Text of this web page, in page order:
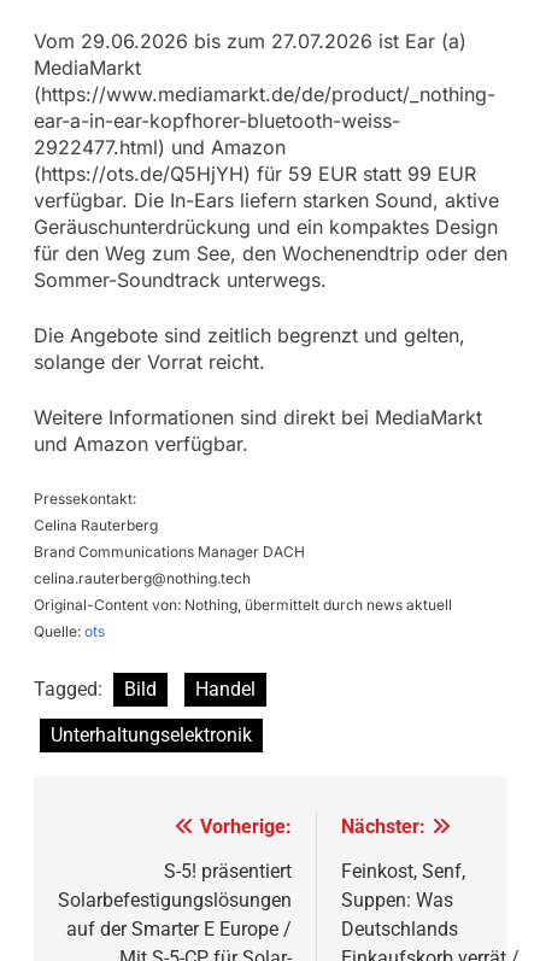
Vom 29.06.2026 bis zum 27.07.2026 ist Ear (a)
MediaMarkt
(https://www.mediamarkt.de/de/product/_nothing-
ear-a-in-ear-kopfhorer-bluetooth-weiss-
2922477.html) und Amazon
(https://ots.de/Q5HjYH) für 59 EUR statt 99 EUR
verfügbar. Die In-Ears liefern starken Sound, aktive
Geräuschunterdrückung und ein kompaktes Design
für den Weg zum See, den Wochenendtrip oder den
Sommer-Soundtrack unterwegs.
Die Angebote sind zeitlich begrenzt und gelten,
solange der Vorrat reicht.
Weitere Informationen sind direkt bei MediaMarkt
und Amazon verfügbar.
Pressekontakt:
Celina Rauterberg
Brand Communications Manager DACH
celina.rauterberg@nothing.tech
Original-Content von: Nothing, übermittelt durch news aktuell
Quelle: ots
Tagged: Bild
Handel
Unterhaltungselektronik
Beitragsnavigation
Vorherige:
S-5! präsentiert
Solarbefestigungslösungen
auf der Smarter E Europe /
Nächster:
Feinkost, Senf,
Suppen: Was
Deutschlands